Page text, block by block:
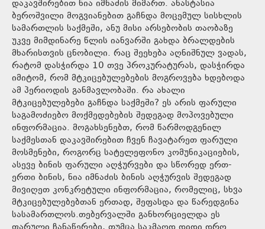
დაკავშირებით ნია იმნაძის მიმართ. ანასტასია
ბეროშვილი მოგვიანებით გაჩნდა მოცემულ სისხლის
სამართლის საქმეში, ანუ მისი არსებობის თაობაზე
უკვე მიმდინარე წლის იანვარში გახდა ბრალდების
მხარისთვის ცნობილი. რაც შეეხება აღნიშნულ ვადას,
რატომ დასჭირდა 10 თვე პროკურატურას, დასჭირდა
იმიტომ, რომ მტკიცებულებების მოგროვება ხდებოდა
ამ პერიოდის განმავლობაში. რა ახალი
მტკიცებულებები გაჩნდა საქმეში? ეს არის ფარული
საგამოძიებო მოქმედებების შედეგად მოპოვებული
ინფორმაცია. მოგახსენებთ, რომ წარმოდგენილ
საქმესთან დაკავშირებით ჩვენ ჩავატარეთ ფარული
მოსმენები, როგორც სატელეფონო კომუნიკაციების,
ასევე ბინის ფარული აღჭურვები და სწორედ ერთ-
ერთი ბინის, ნია იმნაძის ბინის აღჭურვის შედეგად
მივიღეთ კონკრეტული ინფორმაცია, რომელიც, სხვა
მტკიცებულებებთან ერთად, შეფასდა და წარედგინა
სასამართლოს.თებერვალში განხორციელდა ეს